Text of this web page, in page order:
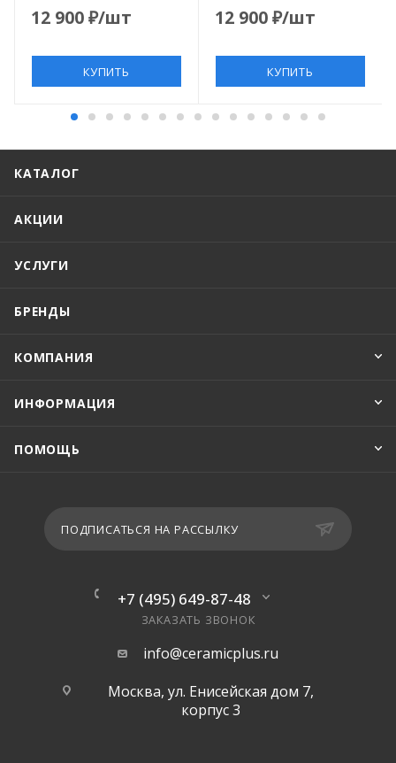
12 900₽/шт
КУПИТЬ
12 900₽/шт
КУПИТЬ
КАТАЛОГ
АКЦИИ
УСЛУГИ
БРЕНДЫ
КОМПАНИЯ
ИНФОРМАЦИЯ
ПОМОЩЬ
ПОДПИСАТЬСЯ НА РАССЫЛКУ
+7 (495) 649-87-48
ЗАКАЗАТЬ ЗВОНОК
info@ceramicplus.ru
Москва, ул. Енисейская дом 7,
корпус 3